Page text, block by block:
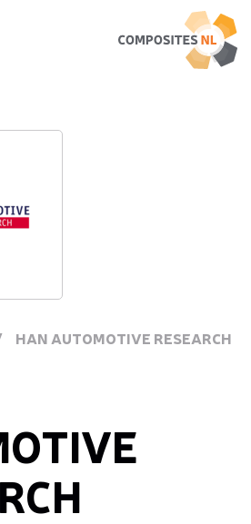
HAN AUTOMOTIVE RESEARCH